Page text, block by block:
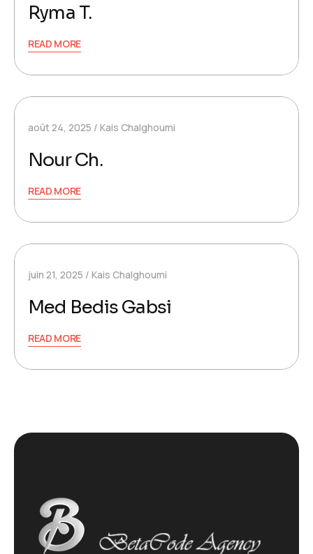
Ryma T.
READ MORE
août 24, 2025 Kais Chalghoumi
Nour Ch.
READ MORE
juin 21, 2025 Kais Chalghoumi
Med Bedis Gabsi
READ MORE